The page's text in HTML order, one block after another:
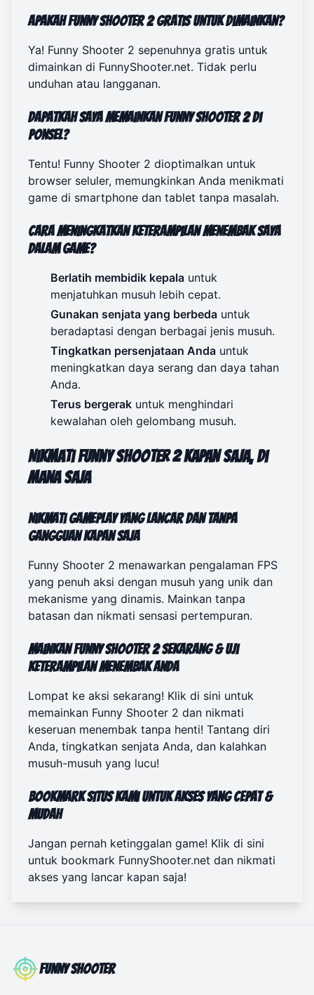
Apakah Funny Shooter 2 Gratis untuk Dimainkan?
Ya! Funny Shooter 2 sepenuhnya gratis untuk
dimainkan di FunnyShooter.net. Tidak perlu
unduhan atau langganan.
Dapatkah Saya Memainkan Funny Shooter 2 di
Ponsel?
Tentu! Funny Shooter 2 dioptimalkan untuk
browser seluler, memungkinkan Anda menikmati
game di smartphone dan tablet tanpa masalah.
Cara Meningkatkan Keterampilan Menembak Saya
dalam Game?
Berlatih membidik kepala untuk
menjatuhkan musuh lebih cepat.
Gunakan senjata yang berbeda untuk
beradaptasi dengan berbagai jenis musuh.
Tingkatkan persenjataan Anda untuk
meningkatkan daya serang dan daya tahan
Anda.
Terus bergerak untuk menghindari
kewalahan oleh gelombang musuh.
Nikmati Funny Shooter 2 Kapan Saja, Di
Mana Saja
Nikmati Gameplay yang Lancar dan Tanpa
Gangguan Kapan Saja
Funny Shooter 2 menawarkan pengalaman FPS
yang penuh aksi dengan musuh yang unik dan
mekanisme yang dinamis. Mainkan tanpa
batasan dan nikmati sensasi pertempuran.
Mainkan Funny Shooter 2 Sekarang & Uji
Keterampilan Menembak Anda
Lompat ke aksi sekarang! Klik di sini untuk
memainkan Funny Shooter 2 dan nikmati
keseruan menembak tanpa henti! Tantang diri
Anda, tingkatkan senjata Anda, dan kalahkan
musuh-musuh yang lucu!
Bookmark Situs Kami untuk Akses yang Cepat &
Mudah
Jangan pernah ketinggalan game! Klik di sini
untuk bookmark FunnyShooter.net dan nikmati
akses yang lancar kapan saja!
Funny Shooter